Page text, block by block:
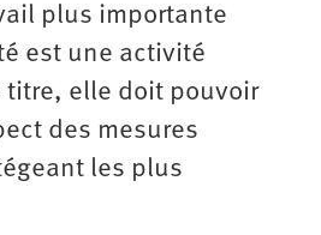
plus importante
est une activité
titre, elle doit pouvoir
des mesures
les plus